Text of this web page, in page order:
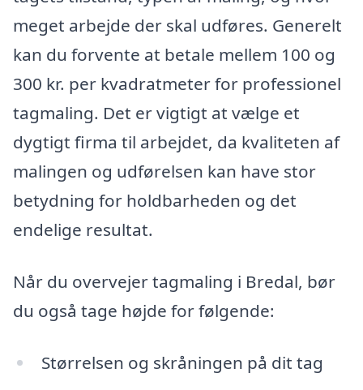
meget arbejde der skal udføres. Generelt
kan du forvente at betale mellem 100 og
300 kr. per kvadratmeter for professionel
tagmaling. Det er vigtigt at vælge et
dygtigt firma til arbejdet, da kvaliteten af
malingen og udførelsen kan have stor
betydning for holdbarheden og det
endelige resultat.
Når du overvejer tagmaling i Bredal, bør
du også tage højde for følgende:
Størrelsen og skråningen på dit tag